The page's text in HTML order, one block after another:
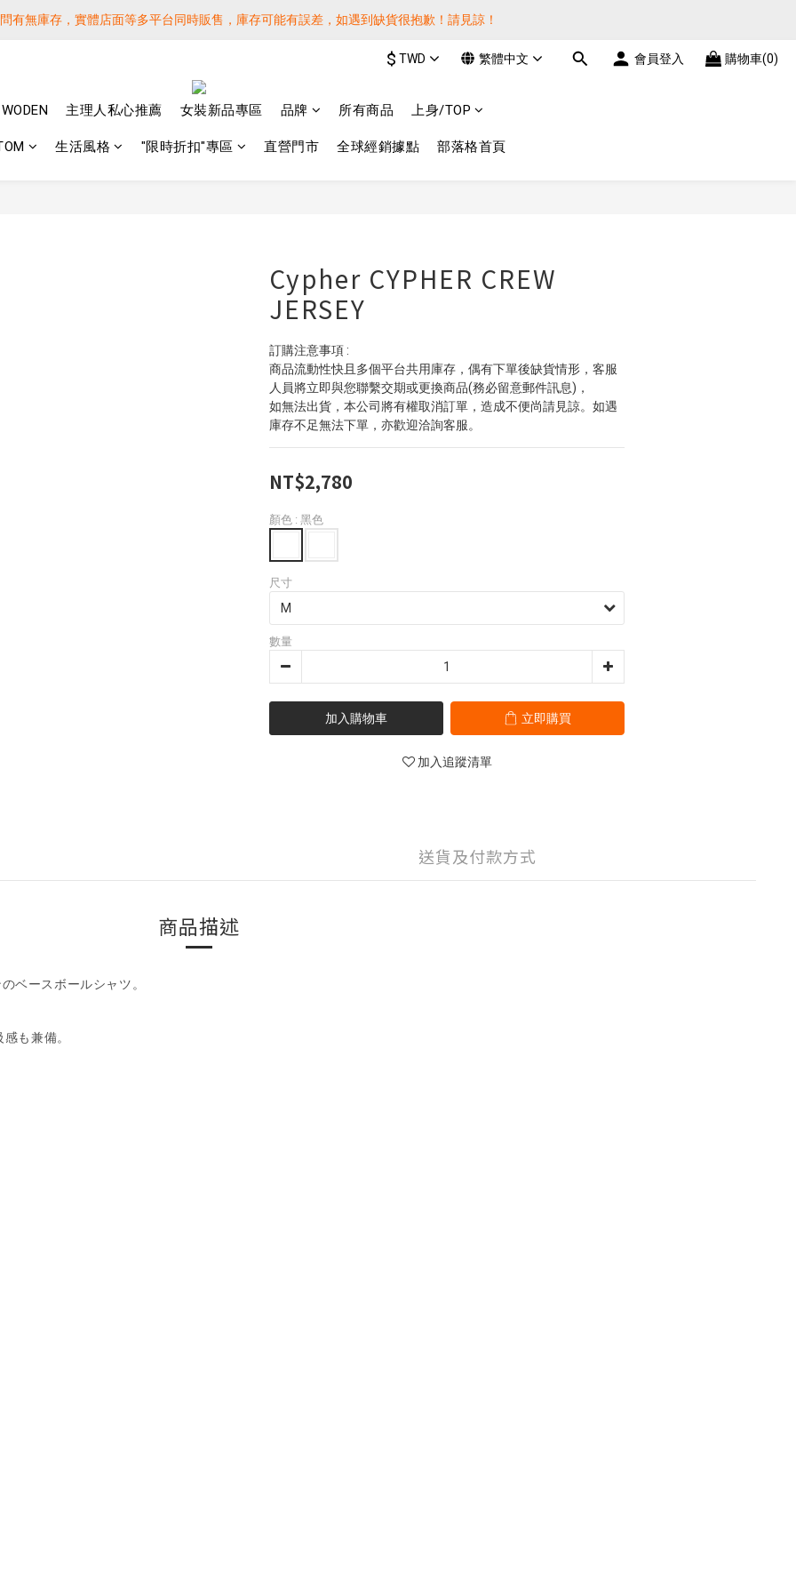
有無庫存，實體店面等多平台同時販售，庫存可能有誤差，如遇到缺貨很抱歉！請見諒！
有無庫存，實體店面等多平台同時販售，庫存可能有誤差，如遇到缺貨很抱歉！請見諒！
有無庫存，實體店面等多平台同時販售，庫存可能有誤差，如遇到缺貨很抱歉！請見諒！
$ TWD 繁體中文 會員登入 購物車(0)
WODEN 主理人私心推薦 女裝新品專區 品牌 所有商品 上身/TOP
生活風格 "限時折扣"專區 直營門市 全球經銷據點 部落格首頁
Cypher CYPHER CREW
JERSEY
訂購注意事項 :
商品流動性快且多個平台共用庫存，偶有下單後缺貨情形，客服
人員將立即與您聯繫交期或更換商品(務必留意郵件訊息)，
如無法出貨，本公司將有權取消訂單，造成不便尚請見諒。如遇
庫存不足無法下單，亦歡迎洽詢客服。
NT$2,780
顏色 : 黑色
尺寸
數量
加入購物車 立即購買
加入追蹤清單
送貨及付款方式
商品描述
ベースボールシャツ。
も兼備。